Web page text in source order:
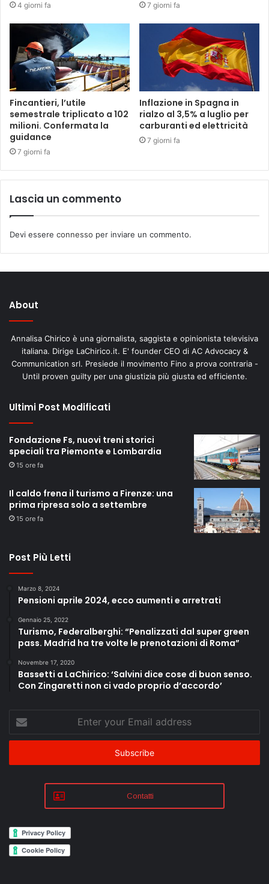
4 giorni fa 7 giorni fa
Fincantieri, l’utile
semestrale triplicato a 102
milioni. Confermata la
guidance
7 giorni fa
Inflazione in Spagna in
rialzo al 3,5% a luglio per
carburanti ed elettricità
7 giorni fa
Lascia un commento
Devi essere connesso per inviare un commento.
About
Annalisa Chirico è una giornalista, saggista e opinionista televisiva
italiana. Dirige LaChirico.it. E' founder CEO di AC Advocacy &
Communication srl. Presiede il movimento Fino a prova contraria -
Until proven guilty per una giustizia più giusta ed efficiente.
Ultimi Post Modificati
Fondazione Fs, nuovi treni storici
speciali tra Piemonte e Lombardia
15 ore fa
Il caldo frena il turismo a Firenze: una
prima ripresa solo a settembre
15 ore fa
Post Più Letti
Marzo 8, 2024
Pensioni aprile 2024, ecco aumenti e arretrati
Gennaio 25, 2022
Turismo, Federalberghi: “Penalizzati dal super green
pass. Madrid ha tre volte le prenotazioni di Roma”
Novembre 17, 2020
Bassetti a LaChirico: ‘Salvini dice cose di buon senso.
Con Zingaretti non ci vado proprio d’accordo’
Enter
your
Email
Contatti